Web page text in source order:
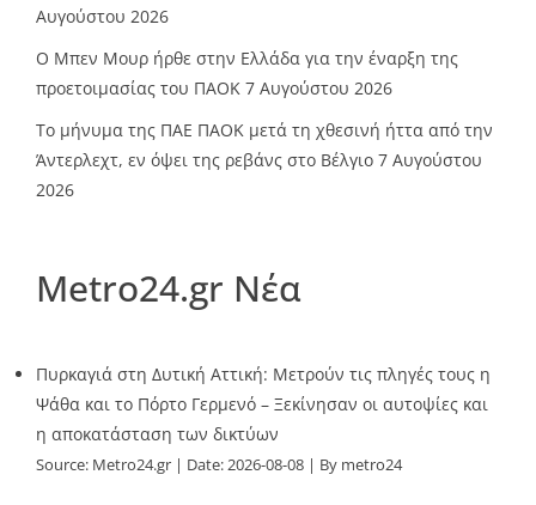
Αυγούστου 2026
O Mπεν Μουρ ήρθε στην Ελλάδα για την έναρξη της
προετοιμασίας του ΠΑΟΚ 7 Αυγούστου 2026
Το μήνυμα της ΠΑΕ ΠΑΟΚ μετά τη χθεσινή ήττα από την
Άντερλεχτ, εν όψει της ρεβάνς στο Βέλγιο 7 Αυγούστου
2026
Metro24.gr Νέα
Πυρκαγιά στη Δυτική Αττική: Μετρούν τις πληγές τους η
Ψάθα και το Πόρτο Γερμενό – Ξεκίνησαν οι αυτοψίες και
η αποκατάσταση των δικτύων
Source: Metro24.gr Date: 2026-08-08 By metro24